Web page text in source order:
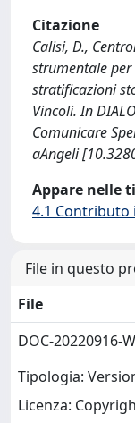
Citazione
Calisi, D.,
strumentale
stratificazioni
Vincoli. In
Comunicare
aAngeli
Appare nelle
4.1 Contributo
File in questo
File
DOC-20220916-
Tipologia:
Licenza: